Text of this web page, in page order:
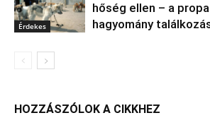
Érdekes
hőség ellen – a
hagyomány
HOZZÁSZÓLOK A CIKKHEZ